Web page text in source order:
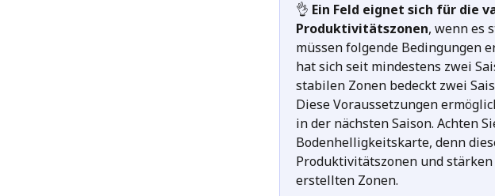
👌 Ein Feld eignet sich für die
Produktivitätszonen, wenn es
müssen folgende Bedingungen
hat sich seit mindestens zwei
stabilen Zonen bedeckt zwei
Diese Voraussetzungen
in der nächsten Saison. Achten
Bodenhelligkeitskarte, denn
Produktivitätszonen und
erstellten Zonen.